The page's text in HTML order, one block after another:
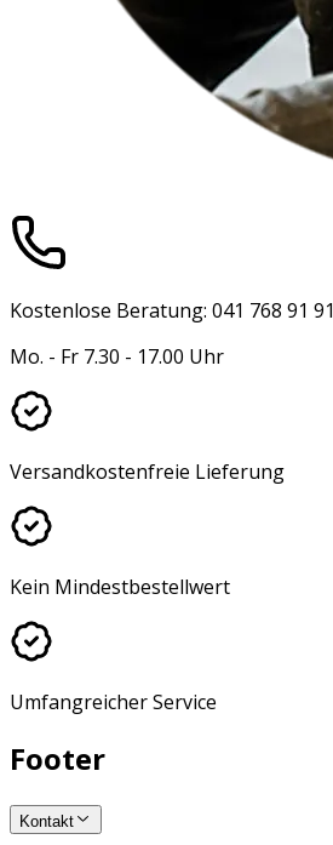
Kostenlose Beratung: 041 768 91 91
Mo. - Fr 7.30 - 17.00 Uhr
Versandkostenfreie Lieferung
Kein Mindestbestellwert
Umfangreicher Service
Footer
Kontakt